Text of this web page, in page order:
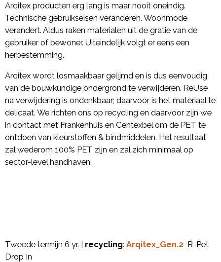
Arqitex producten erg lang is maar nooit oneindig.
Technische gebruikseisen veranderen. Woonmode
verandert. Aldus raken materialen uit de gratie van de
gebruiker of bewoner. Uiteindelijk volgt er eens een
herbestemming.
Arqitex wordt losmaakbaar gelijmd en is dus eenvoudig
van de bouwkundige ondergrond te verwijderen. ReUse
na verwijdering is ondenkbaar; daarvoor is het materiaal te
delicaat. We richten ons op recycling en daarvoor zijn we
in contact met Frankenhuis en Centexbel om de PET te
ontdoen van kleurstoffen & bindmiddelen. Het resultaat
zal wederom 100% PET zijn en zal zich minimaal op
sector-level handhaven.
Tweede termijn 6 yr. | recycling: Arqitex_Gen.2 R-Pet
Drop In